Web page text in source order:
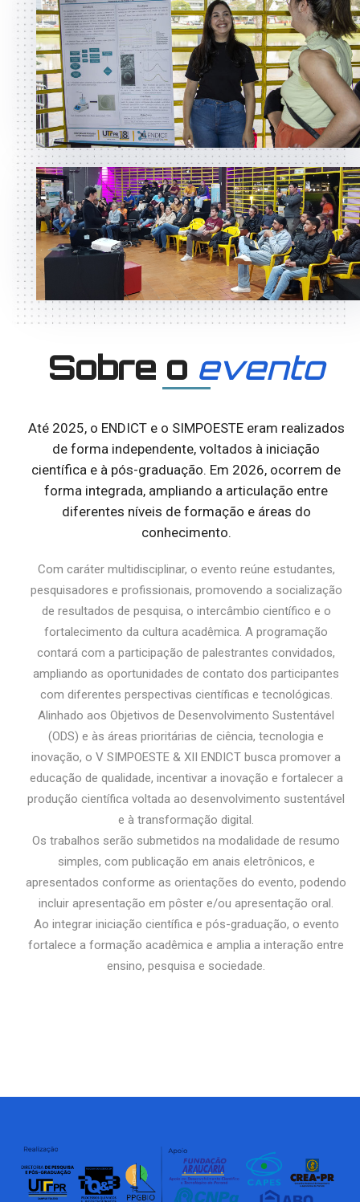
Sobre o evento
Até 2025, o ENDICT e o SIMPOESTE eram realizados
de forma independente, voltados à iniciação
científica e à pós-graduação. Em 2026, ocorrem de
forma integrada, ampliando a articulação entre
diferentes níveis de formação e áreas do
conhecimento.
Com caráter multidisciplinar, o evento reúne estudantes,
pesquisadores e profissionais, promovendo a socialização
de resultados de pesquisa, o intercâmbio científico e o
fortalecimento da cultura acadêmica. A programação
contará com a participação de palestrantes convidados,
ampliando as oportunidades de contato dos participantes
com diferentes perspectivas científicas e tecnológicas.
Alinhado aos Objetivos de Desenvolvimento Sustentável
(ODS) e às áreas prioritárias de ciência, tecnologia e
inovação, o V SIMPOESTE & XII ENDICT busca promover a
educação de qualidade, incentivar a inovação e fortalecer a
produção científica voltada ao desenvolvimento sustentável
e à transformação digital.
Os trabalhos serão submetidos na modalidade de resumo
simples, com publicação em anais eletrônicos, e
apresentados conforme as orientações do evento, podendo
incluir apresentação em pôster e/ou apresentação oral.
Ao integrar iniciação científica e pós-graduação, o evento
fortalece a formação acadêmica e amplia a interação entre
ensino, pesquisa e sociedade.